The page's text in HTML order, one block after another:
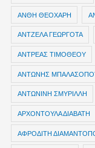
ΑΝΘΗ ΘΕΟΧΑΡΗ
ΑΝΤΖΕΛΑ ΓΕΩΡΓΟΤΑ
ΑΝΤΡΕΑΣ ΤΙΜΟΘΕΟΥ
ΑΝΤΩΝΗΣ
ΑΝΤΩΝΙΝΗ ΣΜΥΡΙΛΛΗ
ΑΡΧΟΝΤΟΥΛΑ ΔΙΑΒΑΤΗ
ΑΦΡΟΔΙΤΗ